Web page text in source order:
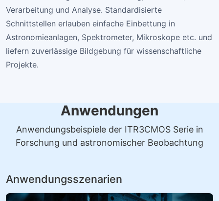
Verarbeitung und Analyse. Standardisierte
Schnittstellen erlauben einfache Einbettung in
Astronomieanlagen, Spektrometer, Mikroskope etc. und
liefern zuverlässige Bildgebung für wissenschaftliche
Projekte.
Anwendungen
Anwendungsbeispiele der ITR3CMOS Serie in
Forschung und astronomischer Beobachtung
Anwendungsszenarien